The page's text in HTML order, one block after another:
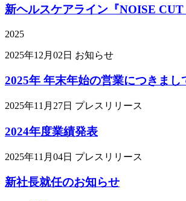
新ヘルスケアライン『NOISE
2025
2025年12月02日 お知らせ
2025年 年末年始の営業につきまし
2025年11月27日 プレスリリース
2024年度業績発表
2025年11月04日 プレスリリース
新社長就任のお知らせ